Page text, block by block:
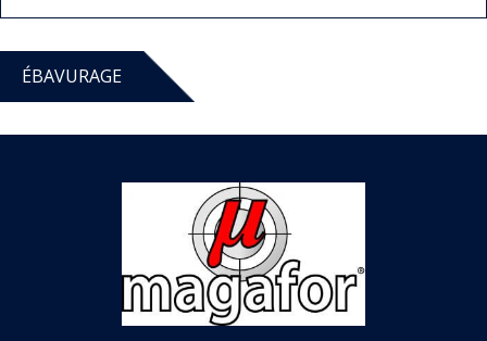
ÉBAVURAGE